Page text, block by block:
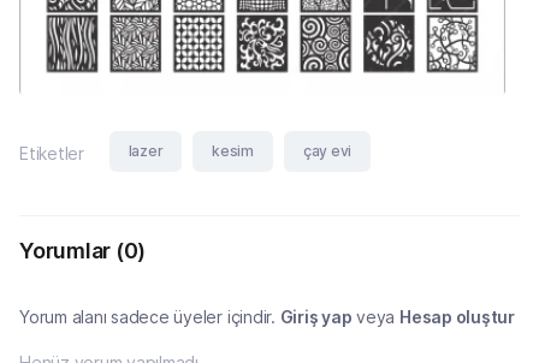
Etiketler lazer kesim çay evi
Yorumlar (0)
Yorum alanı sadece üyeler içindir. Giriş yap veya Hesap oluştur